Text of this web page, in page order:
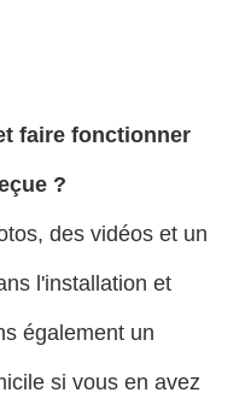
faire fonctionner
?
des vidéos et un
l'installation et
également un
si vous en avez